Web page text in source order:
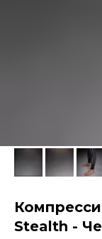
Stealth -